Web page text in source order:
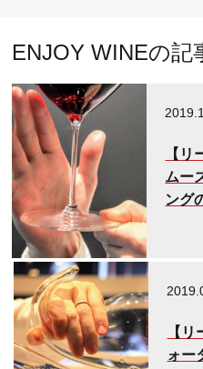
ENJOY WINEの記
【
ムー
ング
【
ォー